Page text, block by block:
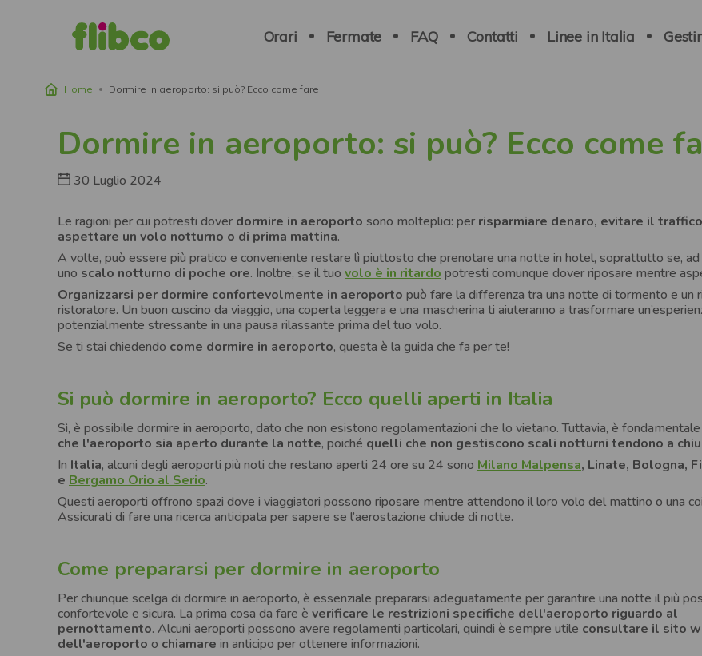
Orari Fermate FAQ Contatti Linee in Italia
Briciole di pane
Home Dormire in aeroporto: si può? Ecco come fare
Dormire in aeroporto: si può? Ecco come
30 Luglio 2024
Le ragioni per cui potresti dover dormire in aeroporto sono molteplici: per risparmiare denaro, evitare il
aspettare un volo notturno o di prima mattina.
A volte, può essere più pratico e conveniente restare lì piuttosto che prenotare una notte in hotel, soprattutto se, ad
uno scalo notturno di poche ore. Inoltre, se il tuo volo è in ritardo potresti comunque dover riposare mentre
Organizzarsi per dormire confortevolmente in aeroporto può fare la differenza tra una notte di tormento e un
ristoratore. Un buon cuscino da viaggio, una coperta leggera e una mascherina ti aiuteranno a trasformare
potenzialmente stressante in una pausa rilassante prima del tuo volo.
Se ti stai chiedendo come dormire in aeroporto, questa è la guida che fa per te!
Si può dormire in aeroporto? Ecco quelli aperti in Italia
Sì, è possibile dormire in aeroporto, dato che non esistono regolamentazioni che lo vietano. Tuttavia, è fondamentale
che l'aeroporto sia aperto durante la notte, poiché quelli che non gestiscono scali notturni tendono a
In Italia, alcuni degli aeroporti più noti che restano aperti 24 ore su 24 sono Milano Malpensa, Linate, Bologna,
e Bergamo Orio al Serio.
Questi aeroporti offrono spazi dove i viaggiatori possono riposare mentre attendono il loro volo del mattino o una
Assicurati di fare una ricerca anticipata per sapere se l’aerostazione chiude di notte.
Come prepararsi per dormire in aeroporto
Per chiunque scelga di dormire in aeroporto, è essenziale prepararsi adeguatamente per garantire una notte il più
confortevole e sicura. La prima cosa da fare è verificare le restrizioni specifiche dell'aeroporto riguardo al
pernottamento. Alcuni aeroporti possono avere regolamenti particolari, quindi è sempre utile consultare il sito
dell'aeroporto o chiamare in anticipo per ottenere informazioni.